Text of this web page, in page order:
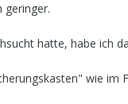
geringer.
hatte, habe ich
wie im